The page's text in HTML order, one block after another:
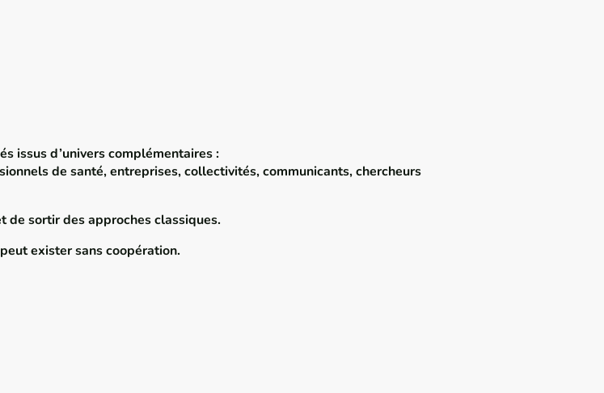
issus d’univers complémentaires :
de santé, entreprises, collectivités, communicants, chercheurs
de sortir des approches classiques.
exister sans coopération.